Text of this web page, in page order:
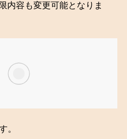
内容も変更可能となりま
。